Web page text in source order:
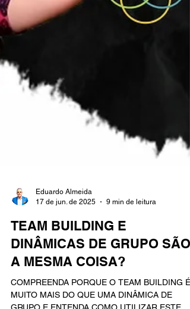
Eduardo Almeida
17 de jun. de 2025
9 min de leitura
TEAM BUILDING E
DINÂMICAS DE GRUPO SÃO
A MESMA COISA?